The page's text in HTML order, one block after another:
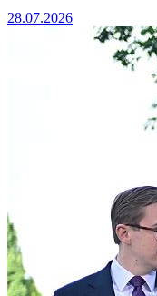
28.07.2026